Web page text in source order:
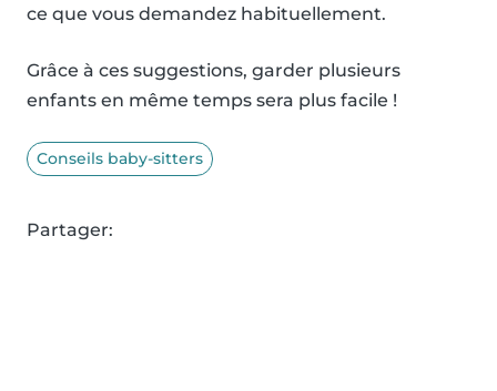
ce que vous demandez habituellement.
Grâce à ces suggestions, garder plusieurs
enfants en même temps sera plus facile !
Conseils baby-sitters
Partager: